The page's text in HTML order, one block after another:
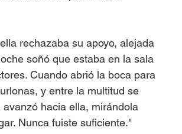
rechazaba su apoyo, alejada
soñó que estaba en la sala
Cuando abrió la boca para
y entre la multitud se
hacia ella, mirándola
Nunca fuiste suficiente."